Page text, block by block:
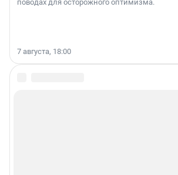
поводах для осторожного оптимизма.
7 августа, 18:00